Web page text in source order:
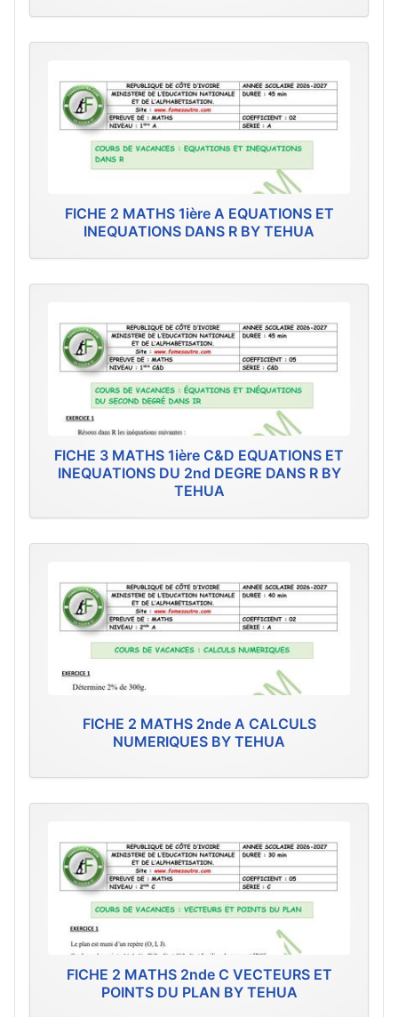
FICHE 2 MATHS 1ière A EQUATIONS ET
INEQUATIONS DANS R BY TEHUA
FICHE 3 MATHS 1ière C&D EQUATIONS ET
INEQUATIONS DU 2nd DEGRE DANS R BY
TEHUA
FICHE 2 MATHS 2nde A CALCULS
NUMERIQUES BY TEHUA
FICHE 2 MATHS 2nde C VECTEURS ET
POINTS DU PLAN BY TEHUA